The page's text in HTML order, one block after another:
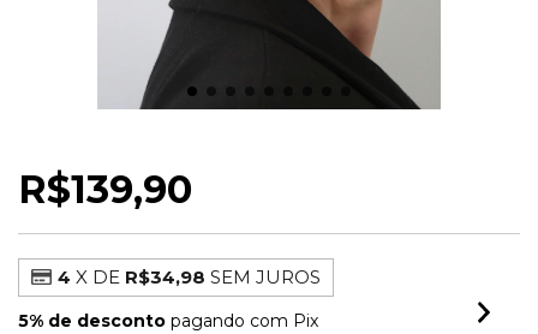
R$139,90
4 X DE R$34,98 SEM JUROS
5% de desconto pagando com Pix